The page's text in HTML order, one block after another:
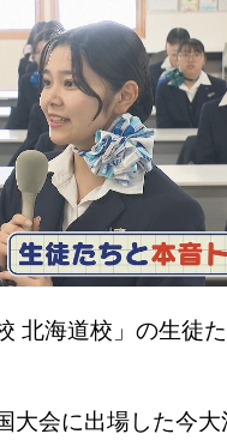
北海道校」の生徒
大会に出場した今